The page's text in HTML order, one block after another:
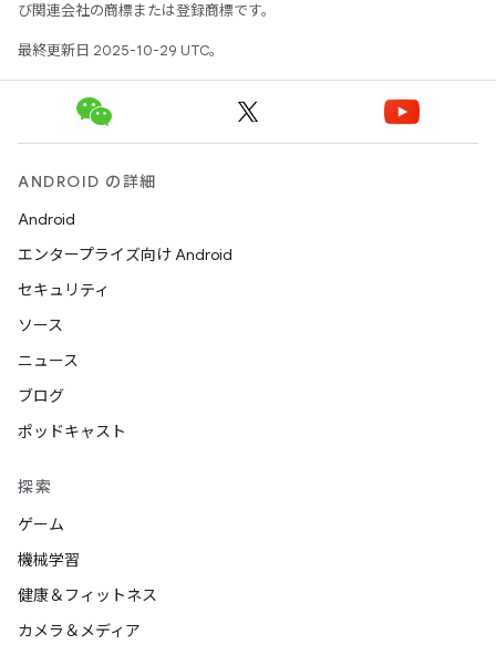
び関連会社の商標または登録商標です。
最終更新日 2025-10-29 UTC。
ANDROID の詳細
Android
エンタープライズ向け Android
セキュリティ
ソース
ニュース
ブログ
ポッドキャスト
探索
ゲーム
機械学習
健康＆フィットネス
カメラ＆メディア